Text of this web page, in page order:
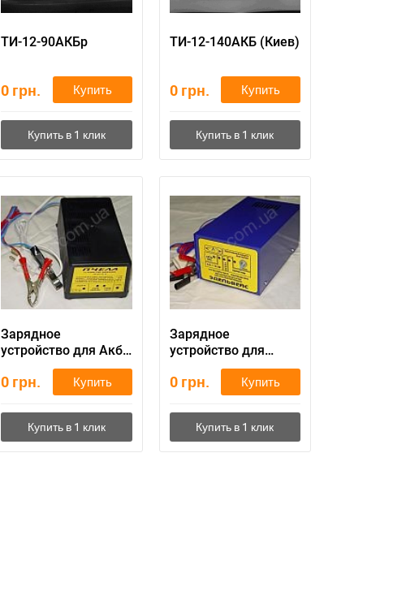
ТИ-12-90АКБр
0 грн. Купить
ТИ-12-140АКБ (Киев)
0 грн. Купить
Зарядное
устройство для Акб
0 грн. Купить
Зарядное
устройство для
аккумулятора
Эдельвейс
0 грн. Купить